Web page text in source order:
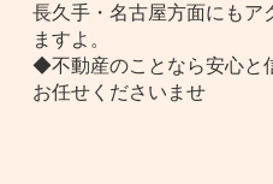
長久手・名古屋方面にもア
ますよ。
◆不動産のことなら安心と
お任せくださいませ